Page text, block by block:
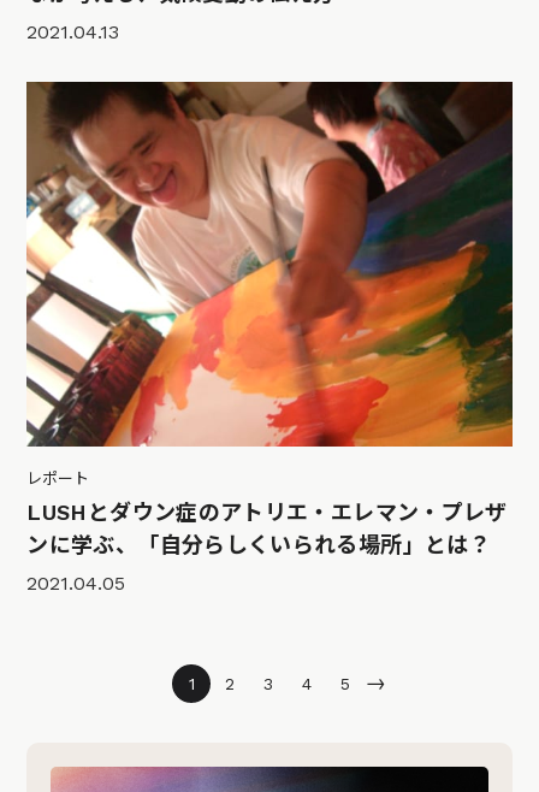
2021.04.13
レポート
LUSHとダウン症のアトリエ・エレマン・プレザ
ンに学ぶ、「自分らしくいられる場所」とは？
2021.04.05
1 2 3 4 5 →